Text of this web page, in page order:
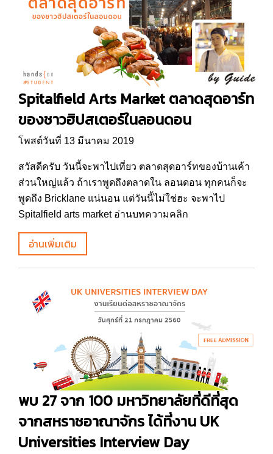
Spitalfield Arts Market ตลาดสุดอาร์ท
ของชาวฮิปสเตอร์ในลอนดอน
โพสต์วันที่ 13 มีนาคม 2019
สวัสดีครับ วันนี้จะพาไปเที่ยว ตลาดสุดอาร์ทของบ้านเค้า
ส่วนใหญ่แล้ว ถ้าเราพูดถึงตลาดใน ลอนดอน ทุกคนก็จะ
พูดถึง Bricklane แน่นอน แต่วันนี้ไม่ใช่ฮะ จะพาไป
Spitalfield arts market อ่านบทความคลิก
อ่านเพิ่มเติม
พบ 27 จาก 100 มหาวิทยาลัยที่ดีที่สุด
จากสหราชอาณาจักร ได้ที่งาน UK
Universities Interview Day